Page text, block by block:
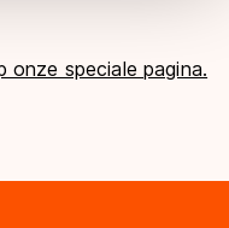
in ons
onze speciale pagina.